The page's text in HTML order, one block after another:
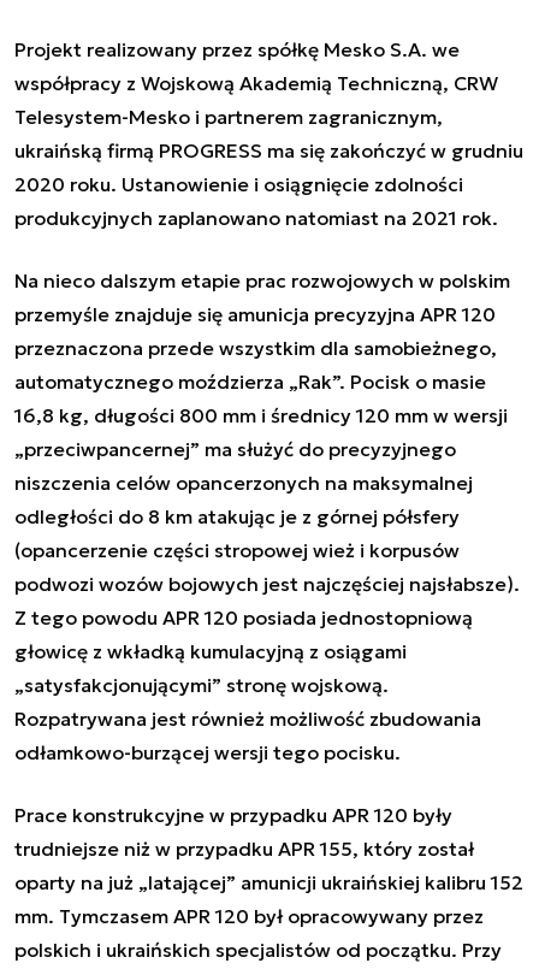
Projekt realizowany przez spółkę Mesko S.A. we
współpracy z Wojskową Akademią Techniczną, CRW
Telesystem-Mesko i partnerem zagranicznym,
ukraińską firmą PROGRESS ma się zakończyć w grudniu
2020 roku. Ustanowienie i osiągnięcie zdolności
produkcyjnych zaplanowano natomiast na 2021 rok.
Na nieco dalszym etapie prac rozwojowych w polskim
przemyśle znajduje się amunicja precyzyjna APR 120
przeznaczona przede wszystkim dla samobieżnego,
automatycznego moździerza „Rak”. Pocisk o masie
16,8 kg, długości 800 mm i średnicy 120 mm w wersji
„przeciwpancernej” ma służyć do precyzyjnego
niszczenia celów opancerzonych na maksymalnej
odległości do 8 km atakując je z górnej półsfery
(opancerzenie części stropowej wież i korpusów
podwozi wozów bojowych jest najczęściej najsłabsze).
Z tego powodu APR 120 posiada jednostopniową
głowicę z wkładką kumulacyjną z osiągami
„satysfakcjonującymi” stronę wojskową.
Rozpatrywana jest również możliwość zbudowania
odłamkowo-burzącej wersji tego pocisku.
Prace konstrukcyjne w przypadku APR 120 były
trudniejsze niż w przypadku APR 155, który został
oparty na już „latającej” amunicji ukraińskiej kalibru 152
mm. Tymczasem APR 120 był opracowywany przez
polskich i ukraińskich specjalistów od początku. Przy